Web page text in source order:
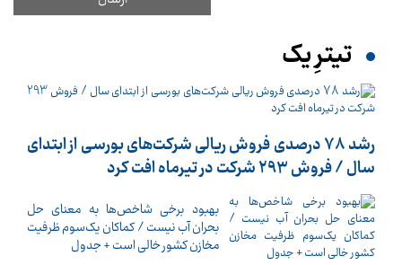
تیترِ یک
رشد 78 درصدی فروش ریالی شرکت‌های بورسی از ابتدای
سال / فروش 293 شرکت در تیرماه افت کرد
بهبود برخی شاخص‌ها به معنای حل
بحران آب نیست / کماکان یک‌سوم ظرفیت
مخازن کشور خالی است + جدول